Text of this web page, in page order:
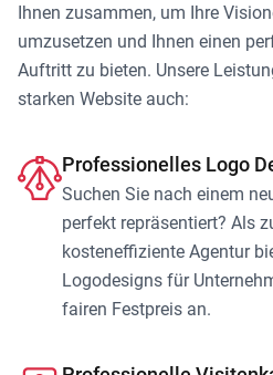
Ihnen zusammen, um Ihre
umzusetzen und Ihnen einen
Auftritt zu bieten. Unsere
starken Website auch:
Professionelles Logo
Suchen Sie nach einem
perfekt repräsentiert? Als
kosteneffiziente Agentur
Logodesigns für
fairen Festpreis an.